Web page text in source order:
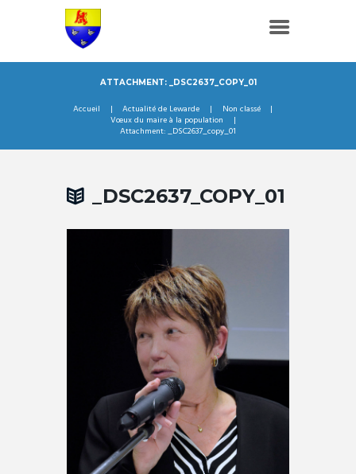
ATTACHMENT: _DSC2637_COPY_01
Accueil Actualité de Lewarde
Non classé
Vœux du maire à la population
Attachment: _DSC2637_copy_01
_DSC2637_COPY_01